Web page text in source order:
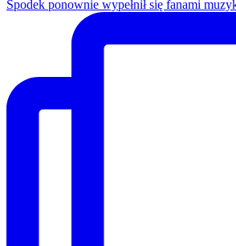
Spodek ponownie wypełnił się fanami